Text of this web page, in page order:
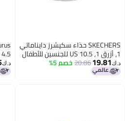
SKECHERS حذاء سكيشرز دايناماتي
1، أزرق 1، 10.5 US للجنسين للأطفال
الصغار
د.ك‏19.81
20.86خصم 5% د.ك‏